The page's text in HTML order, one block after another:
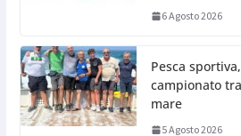
6 Agosto 2026
Pesca
campionato
mare
5 Agosto 2026